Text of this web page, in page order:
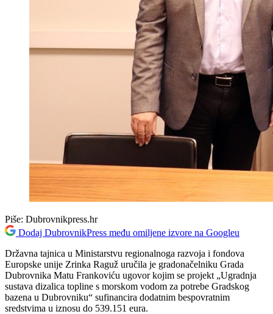
Piše: Dubrovnikpress.hr
Dodaj DubrovnikPress među omiljene izvore na Googleu
Državna tajnica u Ministarstvu regionalnoga razvoja i fondova
Europske unije Zrinka Raguž uručila je gradonačelniku Grada
Dubrovnika Matu Frankoviću ugovor kojim se projekt „Ugradnja
sustava dizalica topline s morskom vodom za potrebe Gradskog
bazena u Dubrovniku“ sufinancira dodatnim bespovratnim
sredstvima u iznosu do 539.151 eura.